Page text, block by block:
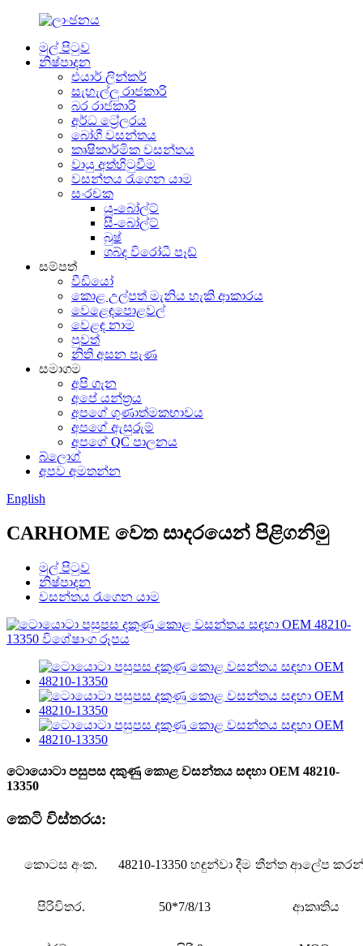
මුල් පිටුව
නිෂ්පාදන
එයාර් ලින්කර්
සැහැල්ලු රාජකාරි
බර රාජකාරි
අර්ධ ට්‍රේලරය
බෝගී වසන්තය
කෘෂිකාර්මික වසන්තය
වායු අත්හිටුවීම
වසන්තය රැගෙන යාම
සංරචක
යූ-බෝල්ට්
සී-බෝල්ට්
බුෂ්
ශබ්ද විරෝධී පෑඩ්
සම්පත්
වීඩියෝ
කොළ උල්පත් මැනිය හැකි ආකාරය
වෙළෙඳපොළවල්
වෙළඳ නාම
පුවත්
නිති අසන පැණ
සමාගම
අපි ගැන
අපේ යන්ත්‍රය
අපගේ ගුණාත්මකභාවය
අපගේ ඇසුරුම්
අපගේ QC පාලනය
බ්ලොග්
අපව අමතන්න
English
CARHOME වෙත සාදරයෙන් පිළිගනිමු
මුල් පිටුව
නිෂ්පාදන
වසන්තය රැගෙන යාම
ටොයොටා පසුපස දකුණු කොළ වසන්තය සඳහා OEM 48210-
13350
කෙටි විස්තරය:
කොටස අංක. 48210-13350 හඳුන්වා දීම තීන්ත ආලේප
පිරිවිතර. 50*7/8/13 ආකෘතිය